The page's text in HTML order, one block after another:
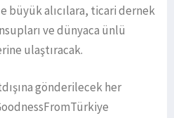
büyük alıcılara, ticari dernek
ve dünyaca ünlü
ulaştıracak.
gönderilecek her